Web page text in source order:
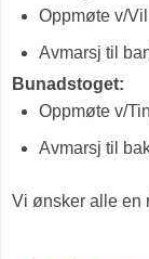
Oppmøte v/
Avmarsj til
Bunadstoget:
Oppmøte v/
Avmarsj til
Vi ønsker alle en